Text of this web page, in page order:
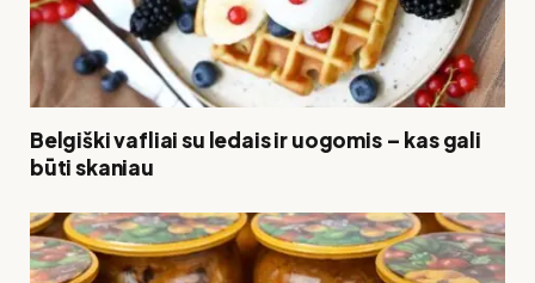
Belgiški vafliai su ledais ir uogomis – kas gali
būti skaniau